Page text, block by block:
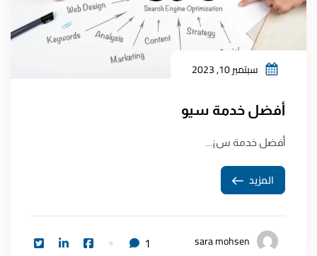
سبتمبر 10, 2023
أفضل خدمة سيو
أفضل خدمة س¡...
المزيد
sara mohsen
1